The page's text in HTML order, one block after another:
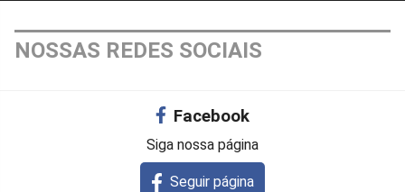
NOSSAS REDES SOCIAIS
Facebook
Siga nossa página
Seguir página